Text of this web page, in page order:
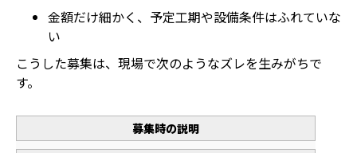
金額だけ細かく、予定工期や設備条件はふれていな
い
こうした募集は、現場で次のようなズレを生みがちで
す。
募集時の説明